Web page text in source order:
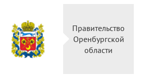
Правительство
Оренбургской
области